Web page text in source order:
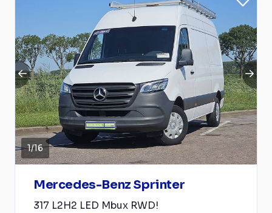
1/16
Mercedes-Benz Sprinter
317 L2H2 LED Mbux RWD!